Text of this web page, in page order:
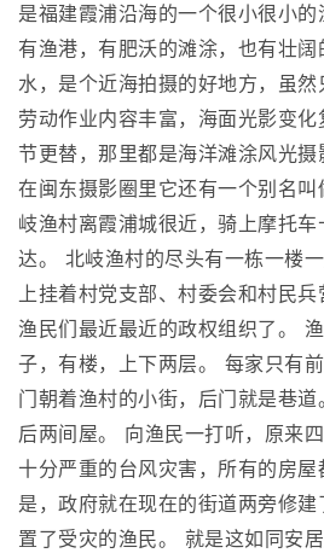
是福建霞浦沿海的一个很小很小的
有渔港，有肥沃的滩涂，也有壮
水，是个近海拍摄的好地方，虽
劳动作业内容丰富，海面光影变
节更替，那里都是海洋滩涂风光摄
在闽东摄影圈里它还有一个别名
岐渔村离霞浦城很近，骑上摩托车
达。 北岐渔村的尽头有一栋一楼
上挂着村党支部、村委会和村民
渔民们最近最近的政权组织了。
子，有楼，上下两层。 每家只有
门朝着渔村的小街，后门就是巷
后两间屋。 向渔民一打听，原来
十分严重的台风灾害，所有的房
是，政府就在现在的街道两旁修
置了受灾的渔民。 就是这如同安